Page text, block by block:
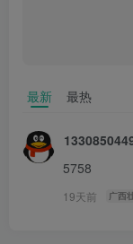
最新 最热
5758
19天前 广西